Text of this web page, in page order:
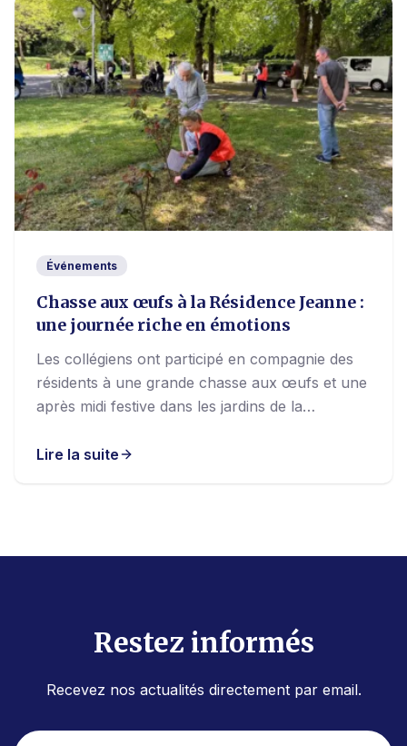
Événements
Chasse aux œufs à la Résidence Jeanne :
une journée riche en émotions
Les collégiens ont participé en compagnie des
résidents à une grande chasse aux œufs et une
après midi festive dans les jardins de la
Lire la suite
Restez informés
Recevez nos actualités directement par email.